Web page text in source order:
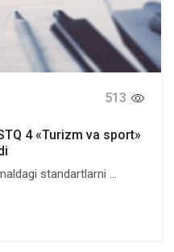
513
4 «Turizm va sport»
standartlarni ...